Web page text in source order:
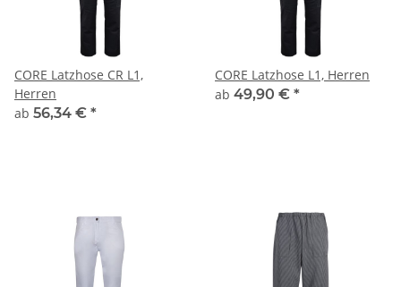
CORE Latzhose CR L1,
Herren
ab 56,34 € *
CORE Latzhose L1, Herren
ab 49,90 € *